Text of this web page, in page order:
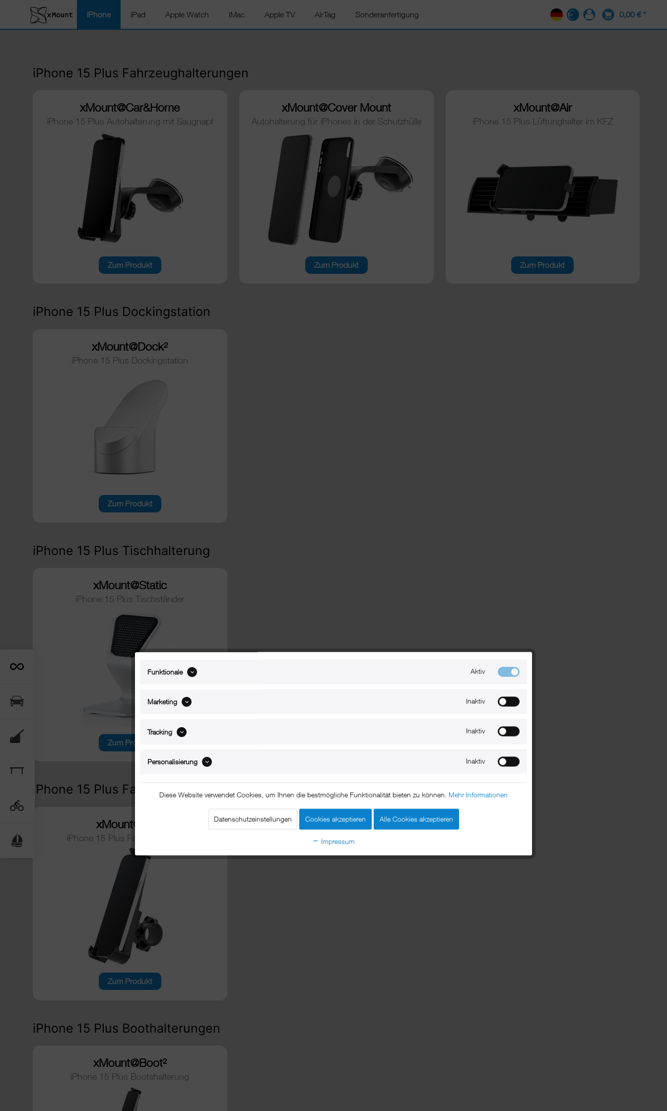
iPhone iPad Apple Watch iMac Apple TV AirTag Sonderanfertigung DE 0,00 € *
iPhone 15 Plus Fahrzeughalterungen
xMount@Car&Home
iPhone 15 Plus Autohalterung mit Saugnapf
Zum Produkt
xMount@Cover Mount
Autohalterung für iPhones in der Schutzhülle
Zum Produkt
xMount@Air
iPhone 15 Plus Lüftunghalter im KFZ
Zum Produkt
iPhone 15 Plus Dockingstation
xMount@Dock²
iPhone 15 Plus Dockingstation
Zum Produkt
iPhone 15 Plus Tischhalterung
xMount@Static
iPhone 15 Plus Tischständer
Zum Produkt
iPhone 15 Plus Fahrradhalterungen
xMount@Bike
iPhone 15 Plus Fahrradhalterung
Zum Produkt
iPhone 15 Plus Boothalterungen
xMount@Boot²
iPhone 15 Plus Bootshalterung
Funktionale Aktiv
Marketing Inaktiv
Tracking Inaktiv
Personalisierung Inaktiv
Diese Website verwendet Cookies, um Ihnen die bestmögliche Funktionalität bieten zu können. Mehr Informationen
Datenschutzeinstellungen Cookies akzeptieren Alle Cookies akzeptieren
Impressum